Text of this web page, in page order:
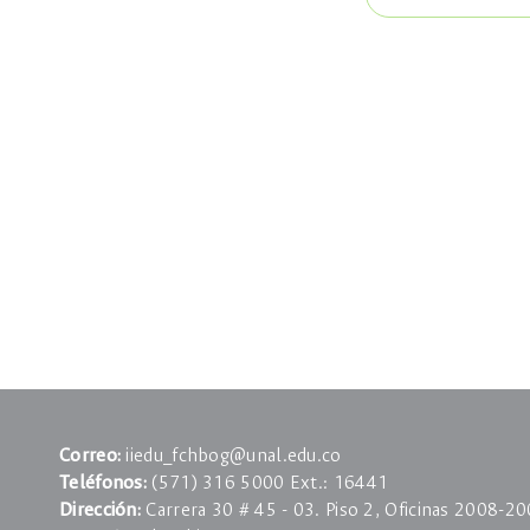
Correo: iiedu_fchbog@unal.edu.co
Teléfonos: (571) 316 5000 Ext.: 16441
Dirección: Carrera 30 # 45 - 03. Piso 2, Oficinas 2008-